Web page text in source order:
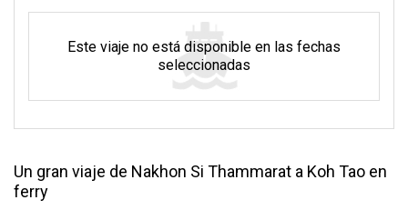
Este viaje no está disponible en las fechas
seleccionadas
Un gran viaje de Nakhon Si Thammarat a Koh Tao en
ferry